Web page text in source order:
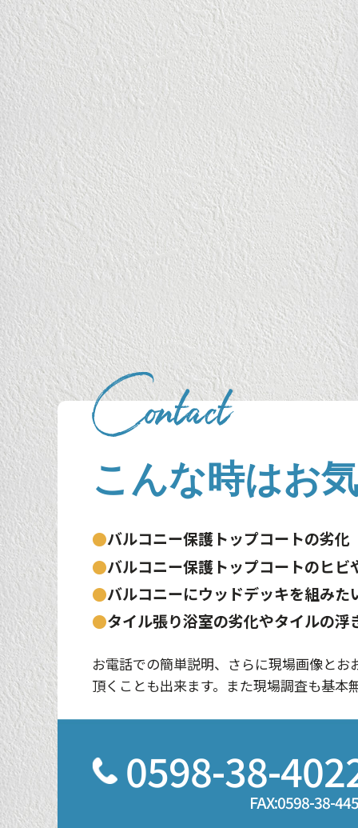
こんな時はお
●バルコニー保護トップコートの劣化
●バルコニー保護トップコートのヒビ
●バルコニーにウッドデッキを組みた
●タイル張り浴室の劣化やタイルの浮
お電話での簡単説明、さらに現場画像と
頂くことも出来ます。また現場調査も基
0598-38-
FAX:0598-38-